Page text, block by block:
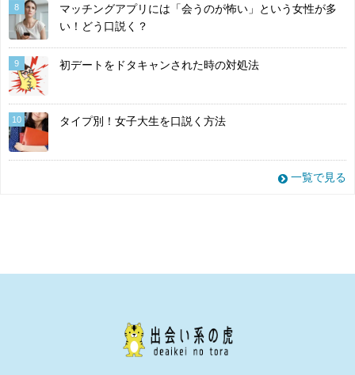
8
マッチングアプリには「会うのが怖い」という女性が多
い！どう口説く？
9 初デートをドタキャンされた時の対処法
10 タイプ別！女子大生を口説く方法
一覧で見る